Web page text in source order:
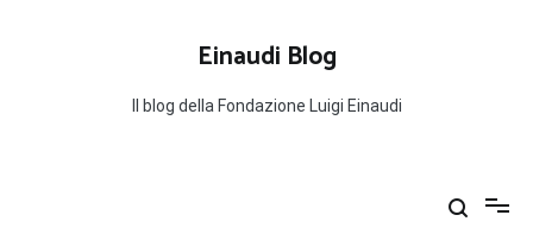
Einaudi Blog
Il blog della Fondazione Luigi Einaudi